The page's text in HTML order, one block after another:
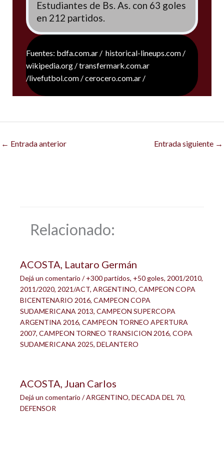
Estudiantes de Bs. As. con 63 goles
en 212 partidos.
Fuentes: bdfa.com.ar / historical-lineups.com /
wikipedia.org / transfermark.com.ar
/livefutbol.com / cerocero.com.ar /
← Entrada anterior Entrada siguiente →
Relacionado:
ACOSTA, Lautaro Germán
Dejá un comentario /+300 partidos, +50 goles, 2001/2010,
2011/2020, 2021/ACT, ARGENTINO, CAMPEON COPA
BICENTENARIO 2016, CAMPEON COPA
SUDAMERICANA 2013, CAMPEON SUPERCOPA
ARGENTINA 2016, CAMPEON TORNEO APERTURA
2007, CAMPEON TORNEO TRANSICION 2016, COPA
SUDAMERICANA 2025, DELANTERO
ACOSTA, Juan Carlos
Dejá un comentario /ARGENTINO, DECADA DEL 70,
DEFENSOR